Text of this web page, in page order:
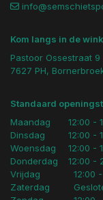
Kom langs in de
Pastoor Ossestraat 9
7627 PH,
Standaard
Maandag
Dinsdag
Woensdag
Donderdag
12:00 -
12:00 -
12:00 -
12:00 -
Vrijdag
Zaterdag
12:00